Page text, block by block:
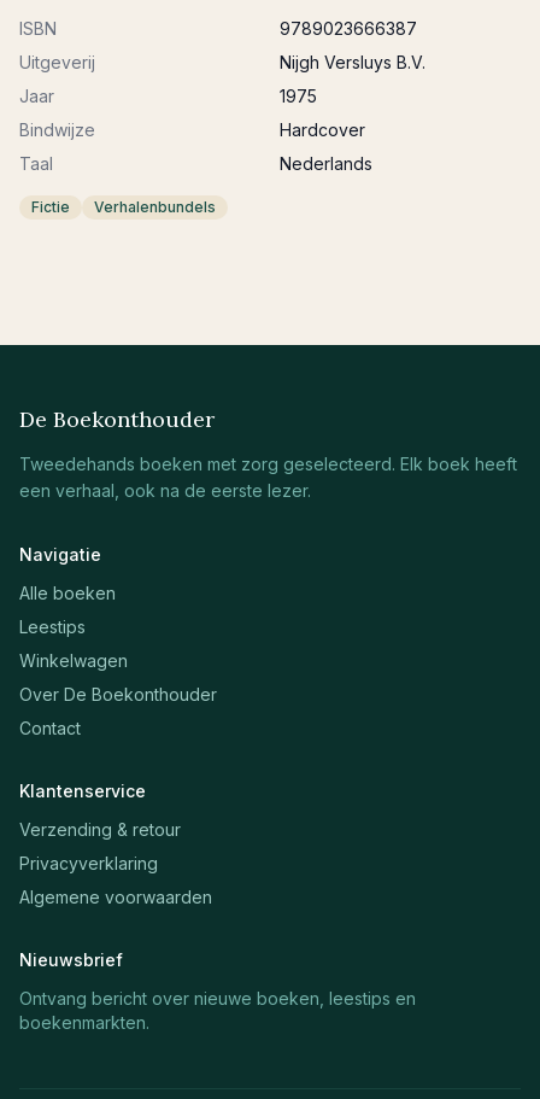
ISBN
9789023666387
Uitgeverij
Nijgh Versluys B.V.
Jaar
1975
Bindwijze
Hardcover
Taal
Nederlands
Fictie Verhalenbundels
De Boekonthouder
Tweedehands boeken met zorg geselecteerd. Elk boek heeft
een verhaal, ook na de eerste lezer.
Navigatie
Alle boeken
Leestips
Winkelwagen
Over De Boekonthouder
Contact
Klantenservice
Verzending & retour
Privacyverklaring
Algemene voorwaarden
Nieuwsbrief
Ontvang bericht over nieuwe boeken, leestips en
boekenmarkten.